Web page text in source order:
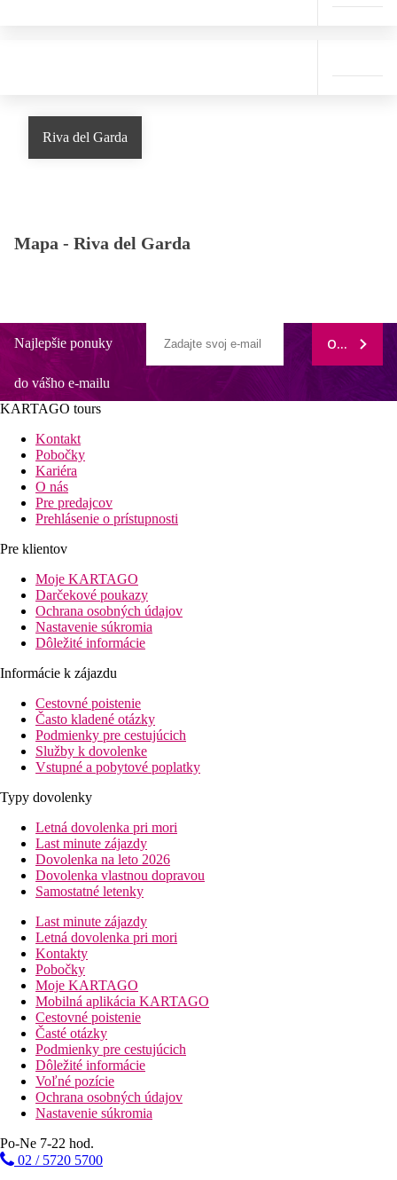
Riva del Garda
Mapa - Riva del Garda
Najlepšie ponuky
do vášho e-mailu
ODOBERAŤ
KARTAGO tours
Kontakt
Pobočky
Kariéra
O nás
Pre predajcov
Prehlásenie o prístupnosti
Pre klientov
Moje KARTAGO
Darčekové poukazy
Ochrana osobných údajov
Nastavenie súkromia
Dôležité informácie
Informácie k zájazdu
Cestovné poistenie
Často kladené otázky
Podmienky pre cestujúcich
Služby k dovolenke
Vstupné a pobytové poplatky
Typy dovolenky
Letná dovolenka pri mori
Last minute zájazdy
Dovolenka na leto 2026
Dovolenka vlastnou dopravou
Samostatné letenky
Last minute zájazdy
Letná dovolenka pri mori
Kontakty
Pobočky
Moje KARTAGO
Mobilná aplikácia KARTAGO
Cestovné poistenie
Časté otázky
Podmienky pre cestujúcich
Dôležité informácie
Voľné pozície
Ochrana osobných údajov
Nastavenie súkromia
Po-Ne 7-22 hod.
02 / 5720 5700